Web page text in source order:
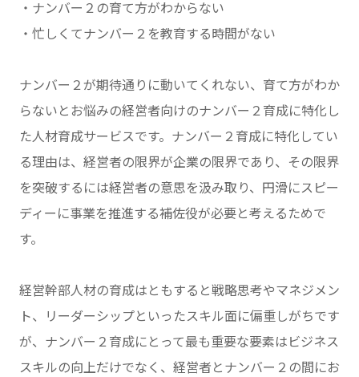
・ナンバー２の育て方がわからない
・忙しくてナンバー２を教育する時間がない
ナンバー２が期待通りに動いてくれない、育て方がわか
らないとお悩みの経営者向けのナンバー２育成に特化し
た人材育成サービスです。ナンバー２育成に特化してい
る理由は、経営者の限界が企業の限界であり、その限界
を突破するには経営者の意思を汲み取り、円滑にスピー
ディーに事業を推進する補佐役が必要と考えるためで
す。
経営幹部人材の育成はともすると戦略思考やマネジメン
ト、リーダーシップといったスキル面に偏重しがちです
が、ナンバー２育成にとって最も重要な要素はビジネス
スキルの向上だけでなく、経営者とナンバー２の間にお